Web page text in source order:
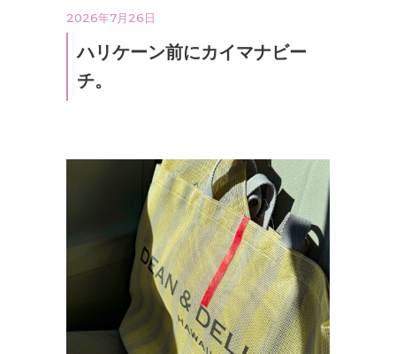
2026年7月26日
ハリケーン前にカイマナビー
チ。